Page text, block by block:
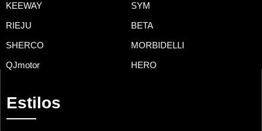
KEEWAY SYM
RIEJU BETA
SHERCO MORBIDELLI
QJmotor HERO
Estilos